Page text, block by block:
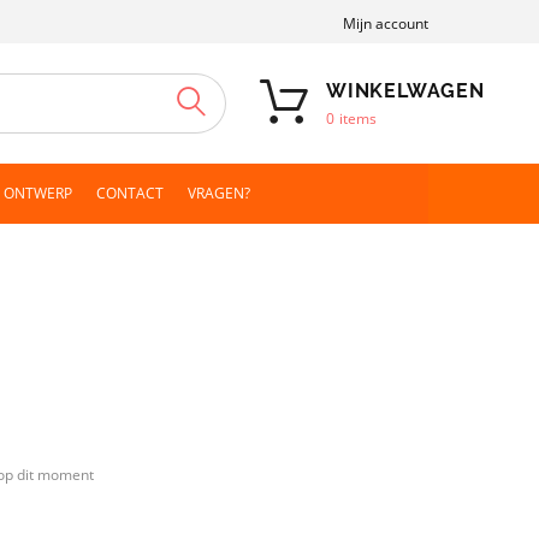
Mijn account
ZOEKEN WINKELWAGEN
0 items
CONTACT VRAGEN?
dit moment